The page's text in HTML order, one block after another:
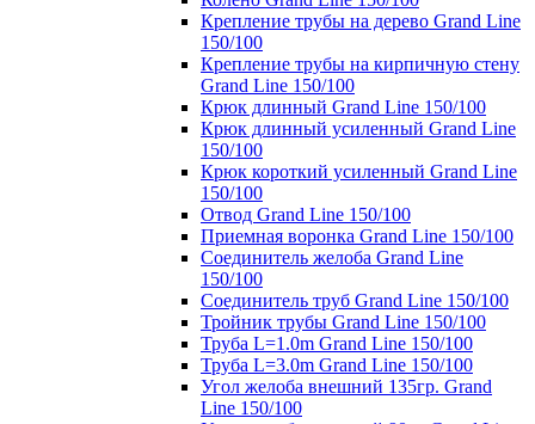
Крепление трубы на дерево Grand Line
150/100
Крепление трубы на кирпичную стену
Grand Line 150/100
Крюк длинный Grand Line 150/100
Крюк длинный усиленный Grand Line
150/100
Крюк короткий усиленный Grand Line
150/100
Отвод Grand Line 150/100
Приемная воронка Grand Line 150/100
Соединитель желоба Grand Line
150/100
Соединитель труб Grand Line 150/100
Тройник трубы Grand Line 150/100
Труба L=1.0m Grand Line 150/100
Труба L=3.0m Grand Line 150/100
Угол желоба внешний 135гр. Grand
Line 150/100